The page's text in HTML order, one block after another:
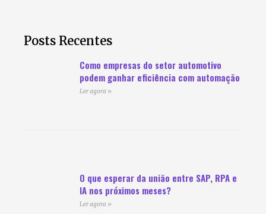
Posts Recentes
Como empresas do setor automotivo
podem ganhar eficiência com automação
Ler agora »
O que esperar da união entre SAP, RPA e
IA nos próximos meses?
Ler agora »